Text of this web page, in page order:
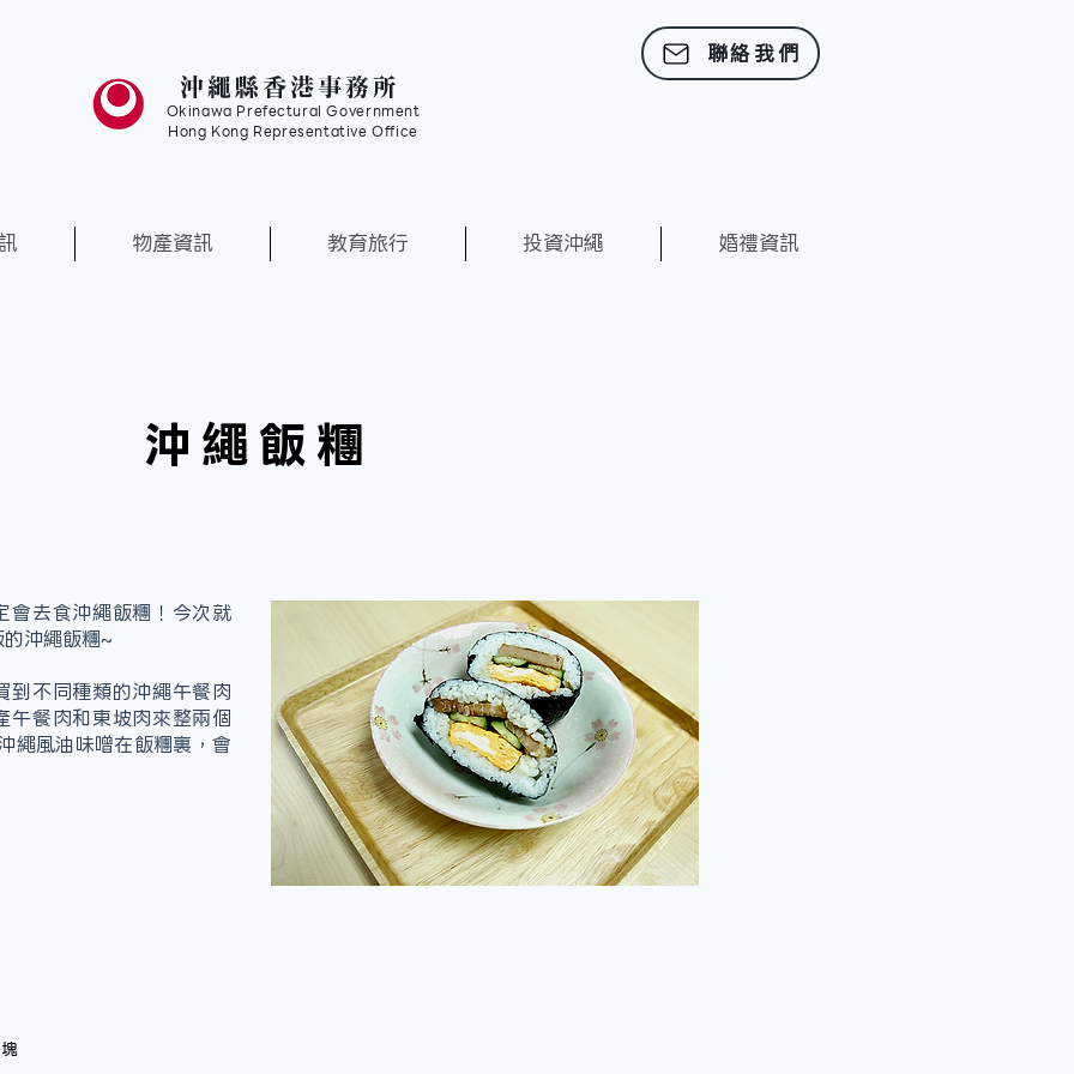
沖繩縣香港事務所
Okinawa Prefectural Government
Hong Kong Representative Office
聯絡我們
物產資訊 教育旅行 投資沖繩 婚禮資訊
沖繩飯糰
會去食沖繩飯糰！今次就
沖繩飯糰~
到不同種類的沖繩午餐肉
午餐肉和東坡肉來整兩個
繩風油味噌在飯糰裏，會
菜 		3塊